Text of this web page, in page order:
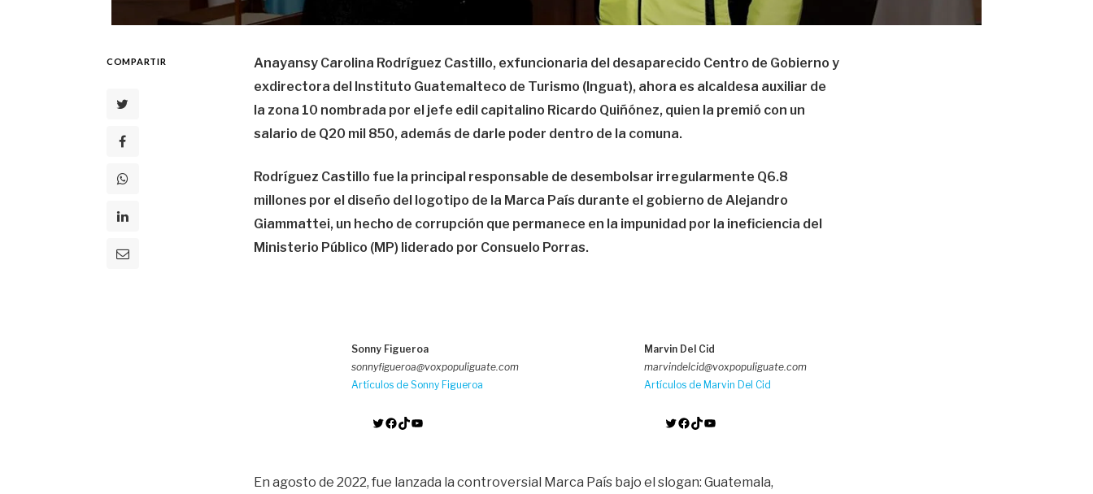
COMPARTIR
Anayansy Carolina Rodríguez Castillo, exfuncionaria del desaparecido Centro de Gobierno y
exdirectora del Instituto Guatemalteco de Turismo (Inguat), ahora es alcaldesa auxiliar de
la zona 10 nombrada por el jefe edil capitalino Ricardo Quiñónez, quien la premió con un
salario de Q20 mil 850, además de darle poder dentro de la comuna.
Rodríguez Castillo fue la principal responsable de desembolsar irregularmente Q6.8
millones por el diseño del logotipo de la Marca País durante el gobierno de Alejandro
Giammattei, un hecho de corrupción que permanece en la impunidad por la ineficiencia del
Ministerio Público (MP) liderado por Consuelo Porras.
Sonny Figueroa
sonnyfigueroa@voxpopuliguate.com
Artículos de Sonny Figueroa
Twitter Facebook TikTok YouTube
Marvin Del Cid
marvindelcid@voxpopuliguate.com
Artículos de Marvin Del Cid
Twitter Facebook TikTok YouTube
En agosto de 2022, fue lanzada la controversial Marca País bajo el slogan: Guatemala,